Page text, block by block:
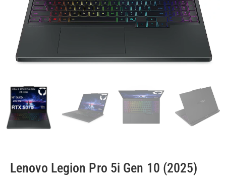
Lenovo Legion Pro 5i Gen 10 (2025)